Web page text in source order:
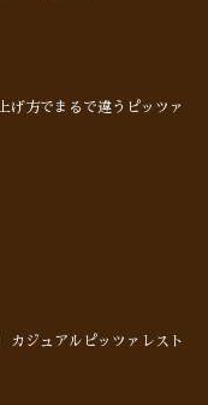
げ方でまるで違うピッツァ
カジュアルピッツァレスト